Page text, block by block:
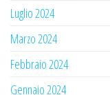
Luglio 2024
Marzo 2024
Febbraio 2024
Gennaio 2024